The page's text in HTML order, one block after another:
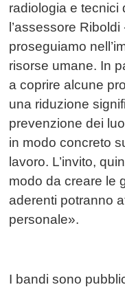
radiologia e tecnici
l’assessore
proseguiamo
risorse umane. In
a coprire alcune
una riduzione
prevenzione dei
in modo concreto
lavoro. L’invito,
modo da creare le
aderenti potranno
personale».
I bandi sono